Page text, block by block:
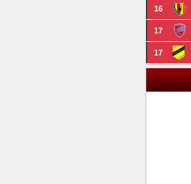
16
17
17